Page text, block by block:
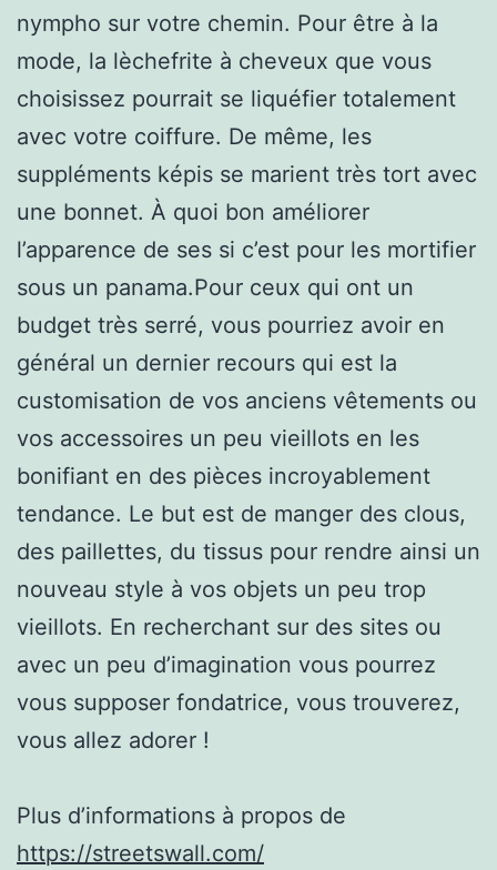
nympho sur votre chemin. Pour être à la
mode, la lèchefrite à cheveux que vous
choisissez pourrait se liquéfier totalement
avec votre coiffure. De même, les
suppléments képis se marient très tort avec
une bonnet. À quoi bon améliorer
l’apparence de ses si c’est pour les mortifier
sous un panama.Pour ceux qui ont un
budget très serré, vous pourriez avoir en
général un dernier recours qui est la
customisation de vos anciens vêtements ou
vos accessoires un peu vieillots en les
bonifiant en des pièces incroyablement
tendance. Le but est de manger des clous,
des paillettes, du tissus pour rendre ainsi un
nouveau style à vos objets un peu trop
vieillots. En recherchant sur des sites ou
avec un peu d’imagination vous pourrez
vous supposer fondatrice, vous trouverez,
vous allez adorer !
Plus d’informations à propos de
https://streetswall.com/